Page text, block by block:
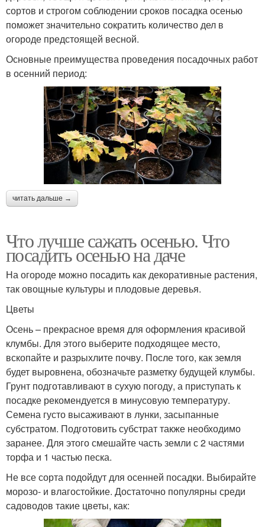
сортов и строгом соблюдении сроков посадка осенью
поможет значительно сократить количество дел в
огороде предстоящей весной.
Основные преимущества проведения посадочных работ
в осенний период:
читать дальше →
Что лучше сажать осенью. Что
посадить осенью на даче
На огороде можно посадить как декоративные растения,
так овощные культуры и плодовые деревья.
Цветы
Осень – прекрасное время для оформления красивой
клумбы. Для этого выберите подходящее место,
вскопайте и разрыхлите почву. После того, как земля
будет выровнена, обозначьте разметку будущей клумбы.
Грунт подготавливают в сухую погоду, а приступать к
посадке рекомендуется в минусовую температуру.
Семена густо высаживают в лунки, засыпанные
субстратом. Подготовить субстрат также необходимо
заранее. Для этого смешайте часть земли с 2 частями
торфа и 1 частью песка.
Не все сорта подойдут для осенней посадки. Выбирайте
морозо- и влагостойкие. Достаточно популярны среди
садоводов такие цветы, как: